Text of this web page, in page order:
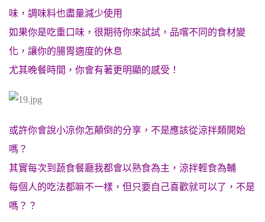
味，調味料也盡量減少使用
如果你是吃重口味，很期待你來試試，品嚐不同的食材變
化，讓你的腸胃適度的休息
尤其晚餐時間，你會有著更明顯的感受！
或許你會說小凉你怎顛倒的分享，不是應該從涼拌類開始
嗎？
其實每次到蔬食餐廳我都會以熟食為主，涼拌輕食為輔
每個人的吃法都嘛不一樣，但只要自己喜歡就可以了，不是
嗎？？